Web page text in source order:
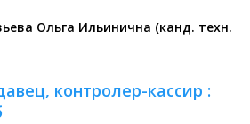
потребит. товаров и
- Товароведение и
товаров
Ольга Ильинична (канд. техн.
контролер-кассир :